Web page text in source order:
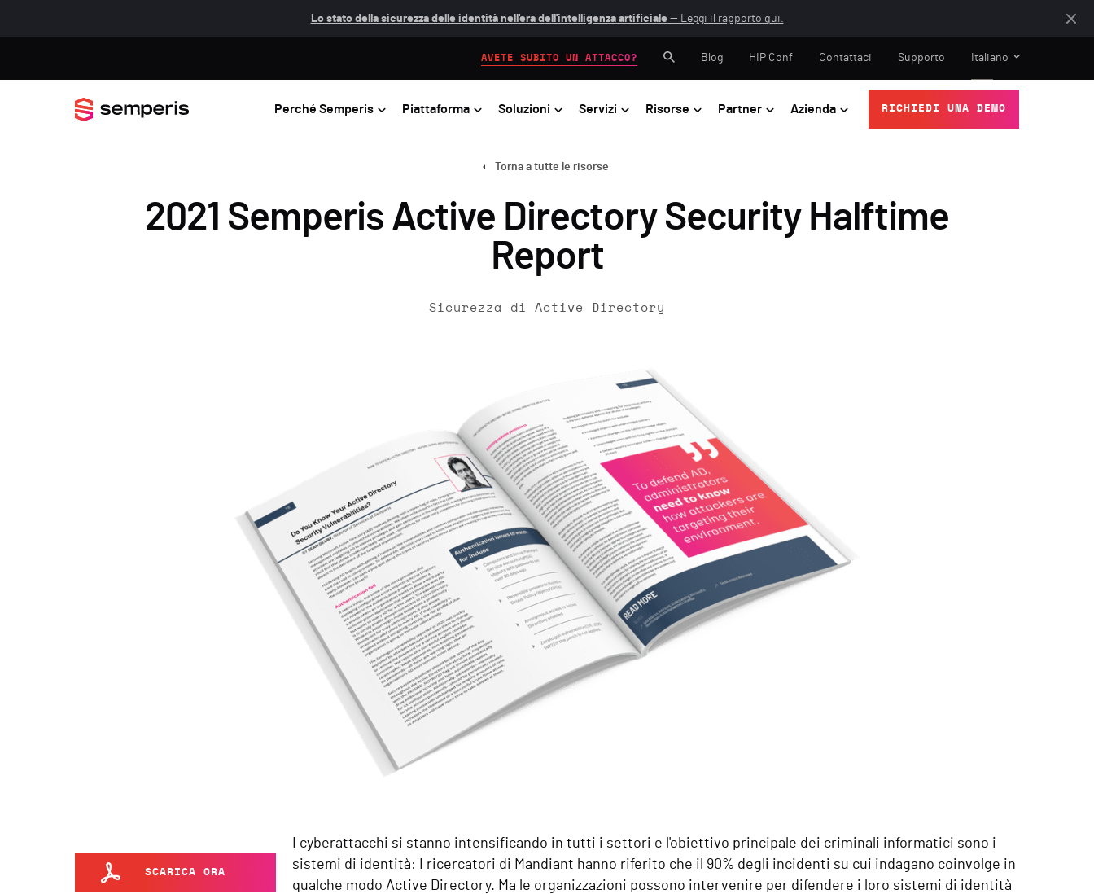
Lo stato della sicurezza delle identità nell'era dell'intelligenza artificiale — Leggi il rapporto qui.
Perché Semperis Piattaforma Soluzioni Servizi Risorse Partner Azienda RICHIEDI UNA DEMO
AVETE SUBITO UN ATTACCO? Blog HIP Conf Contattaci Supporto Italiano
Torna a tutte le risorse
2021 Semperis Active Directory Security Halftime
Report
Sicurezza di Active Directory
SCARICA ORA
I cyberattacchi si stanno intensificando in tutti i settori e l'obiettivo principale dei criminali informatici sono i
sistemi di identità: I ricercatori di Mandiant hanno riferito che il 90% degli incidenti su cui indagano coinvolge in
qualche modo Active Directory. Ma le organizzazioni possono intervenire per difendere i loro sistemi di identità